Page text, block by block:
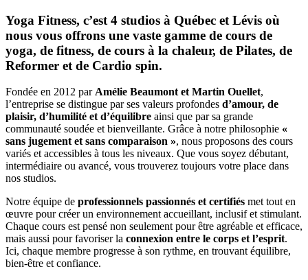
Yoga Fitness, c’est 4 studios à Québec et Lévis où
nous vous offrons une vaste gamme de cours de
yoga, de fitness, de cours à la chaleur, de Pilates, de
Reformer et de Cardio spin.
Fondée en 2012 parAmélie Beaumont et Martin Ouellet,
l’entreprise se distingue par ses valeurs profondes d’amour, de
plaisir, d’humilité et d’équilibre ainsi que par sa grande
communauté soudée et bienveillante. Grâce à notre philosophie «
sans jugement et sans comparaison », nous proposons des cours
variés et accessibles à tous les niveaux. Que vous soyez débutant,
intermédiaire ou avancé, vous trouverez toujours votre place dans
nos studios.
Notre équipe de professionnels passionnés et certifiés met tout en
œuvre pour créer un environnement accueillant, inclusif et stimulant.
Chaque cours est pensé non seulement pour être agréable et efficace,
mais aussi pour favoriser la connexion entre le corps et l’esprit.
Ici, chaque membre progresse à son rythme, en trouvant équilibre,
bien-être et confiance.